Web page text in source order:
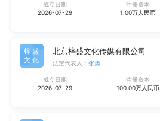
成立日期
2026-07-29
注册资本
1.00万人民币
梓盛
文化
北京梓盛文化传媒有限公司
法定代表人： 张勇
成立日期
2026-07-29
注册资本
100.00万人民币